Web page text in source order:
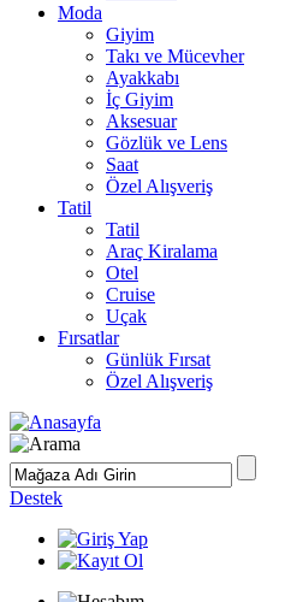
Moda
Giyim
Takı ve Mücevher
Ayakkabı
İç Giyim
Aksesuar
Gözlük ve Lens
Saat
Özel Alışveriş
Tatil
Tatil
Araç Kiralama
Otel
Cruise
Uçak
Fırsatlar
Günlük Fırsat
Özel Alışveriş
Destek